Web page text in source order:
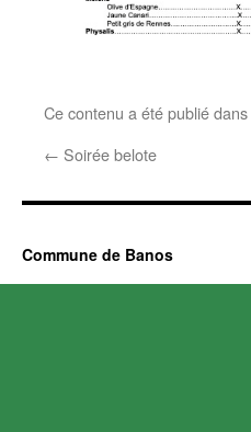
Ce contenu a été publié dans
← Soirée belote
Commune de Banos